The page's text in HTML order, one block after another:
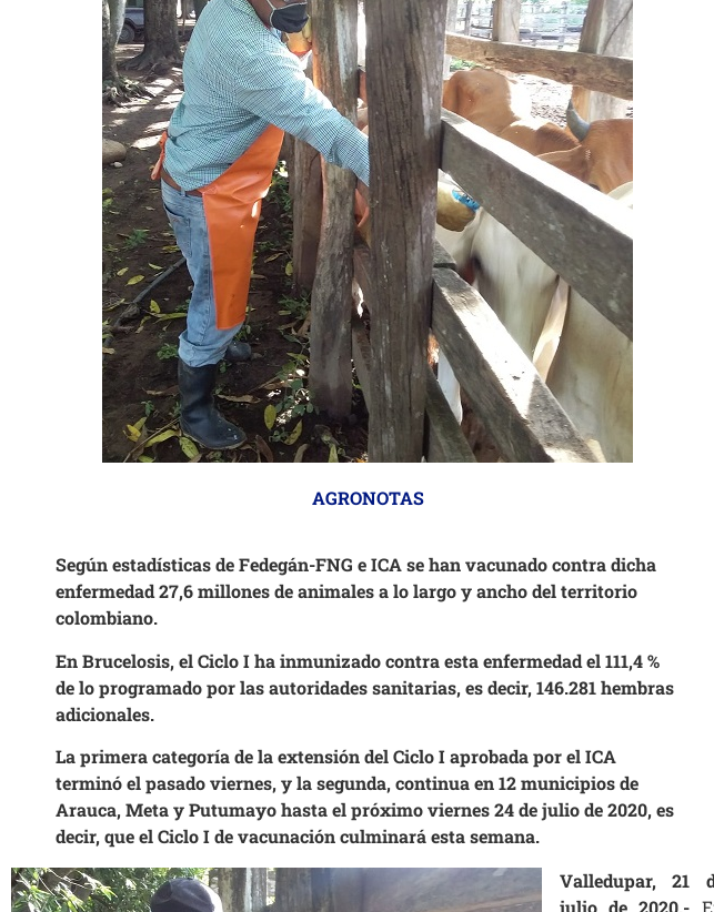
AGRONOTAS
Según estadísticas de Fedegán-FNG e ICA se han vacunado contra dicha
enfermedad 27,6 millones de animales a lo largo y ancho del territorio
colombiano.
En Brucelosis, el Ciclo I ha inmunizado contra esta enfermedad el 111,4 %
de lo programado por las autoridades sanitarias, es decir, 146.281 hembras
adicionales.
La primera categoría de la extensión del Ciclo I aprobada por el ICA
terminó el pasado viernes, y la segunda, continua en 12 municipios de
Arauca, Meta y Putumayo hasta el próximo viernes 24 de julio de 2020, es
decir, que el Ciclo I de vacunación culminará esta semana.
Valledupar, 21
julio de 2020.-